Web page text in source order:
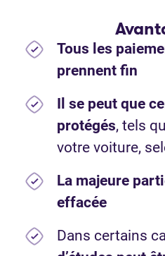
Tous les
prennent fin
Il se peut que
protégés, tels
votre voiture,
La majeure
effacée
Dans certains